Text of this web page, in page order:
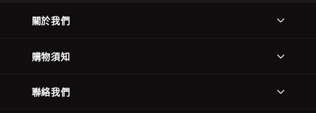
關於我們
購物須知
聯絡我們